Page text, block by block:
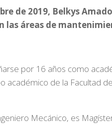
de 2019, Belkys
las áreas de
por 16 años como
académico de la Facultad
Mecánico, es